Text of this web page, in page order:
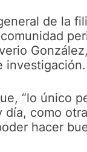
de la
investigación.
“lo único
día, como
hacer